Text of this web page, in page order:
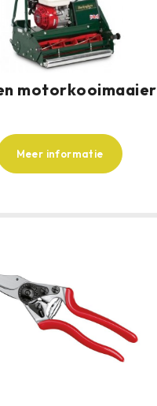
motorkooimaaier
Meer informatie